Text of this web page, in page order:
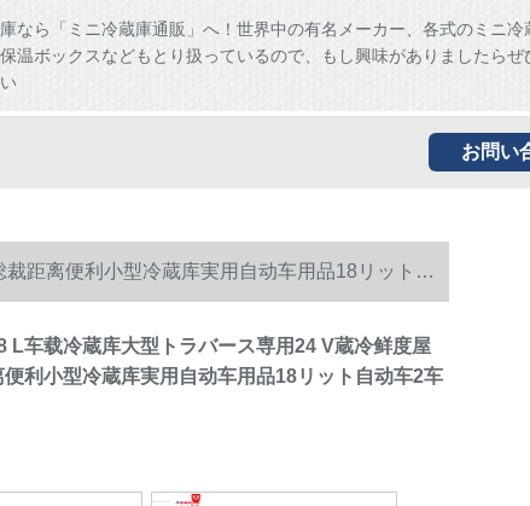
なら「ミニ冷蔵庫通販」へ！世界中の有名メーカー、各式のミニ冷
温ボックスなどもとり扱っているので、もし興味がありましたらぜ
お問い
距离便利小型冷蔵库実用自动车用品18リット自
L车载冷蔵库大型トラバース専用24 V蔵冷鲜度屋
利小型冷蔵库実用自动车用品18リット自动车2车